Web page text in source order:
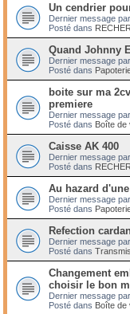
Un cendrier
Dernier message par
Posté dans
Quand Johnny
Dernier message par
Posté dans
boite sur ma
premiere
Dernier message par
Posté dans Boîte de
Caisse AK 400
Dernier message par
Posté dans
Au hazard
Dernier message par
Posté dans
Refection
Dernier message par
Posté dans
Changement
choisir le bon
Dernier message par
Posté dans Boîte de